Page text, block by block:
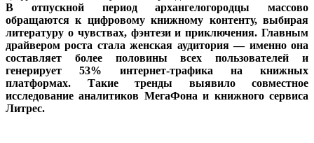
В отпускной период архангелогородцы массово
обращаются к цифровому книжному контенту, выбирая
литературу о чувствах, фэнтези и приключения. Главным
драйвером роста стала женская аудитория — именно она
составляет более половины всех пользователей и
генерирует 53% интернет-трафика на книжных
платформах. Такие тренды выявило совместное
исследование аналитиков МегаФона и книжного сервиса
Литрес.